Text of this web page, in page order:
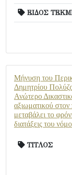
ΕΙΔΟΣ
Μήνυση του
Δημητρίου
Ανώτερο
αξιωματικού
μεταβάλει το
διατάξεις του
ΤΙΤΛΟΣ